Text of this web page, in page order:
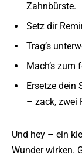
Zahnbürste.
Setz dir
Trag’s
Mach’s zum
Ersetze dein
– zack, zwei
Und hey – ein
Wunder wirken.